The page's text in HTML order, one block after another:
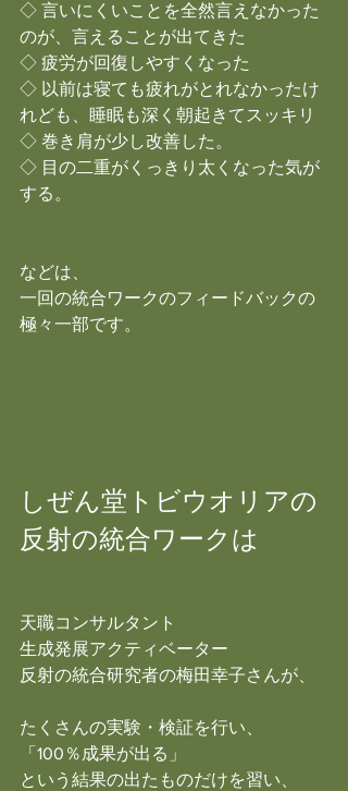
◇ 言いにくいことを全然言えなかった
のが、言えることが出てきた
◇ 疲労が回復しやすくなった
◇ 以前は寝ても疲れがとれなかったけ
れども、睡眠も深く朝起きてスッキリ
◇ 巻き肩が少し改善した。
◇ 目の二重がくっきり太くなった気が
する。
などは、
一回の統合ワークのフィードバックの
極々一部です。
しぜん堂トビウオリアの
反射の統合ワークは
天職コンサルタント
生成発展アクティベーター
反射の統合研究者の梅田幸子さんが、
たくさんの実験・検証を行い、
「100％成果が出る」
という結果の出たものだけを習い、